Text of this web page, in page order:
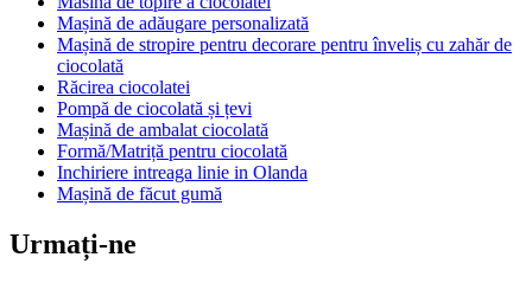
Mașină de adăugare personalizată
Mașină de stropire pentru decorare pentru înveliș cu zahăr de
ciocolată
Răcirea ciocolatei
Pompă de ciocolată și țevi
Mașină de ambalat ciocolată
Formă/Matriță pentru ciocolată
Inchiriere intreaga linie in Olanda
Mașină de făcut gumă
Urmați-ne